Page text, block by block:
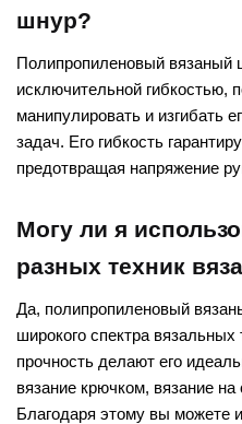
шнур?
Полипропиленовый вязаный
исключительной гибкостью,
манипулировать и изгибать
задач. Его гибкость
предотвращая напряжение
Могу ли я
разных техник
Да, полипропиленовый
широкого спектра вязальных
прочность делают его
вязание крючком, вязание
Благодаря этому вы можете